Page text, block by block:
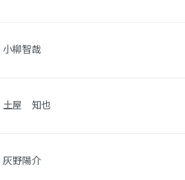
小柳智哉
土屋 知也
灰野陽介